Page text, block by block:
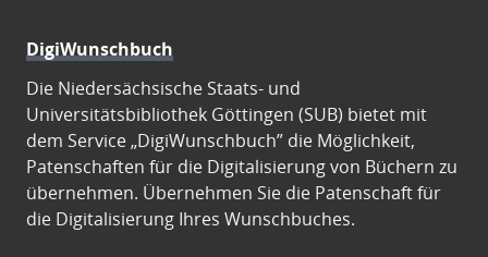
DigiWunschbuch
Die Niedersächsische Staats- und
Universitätsbibliothek Göttingen (SUB) bietet mit
dem Service „DigiWunschbuch” die Möglichkeit,
Patenschaften für die Digitalisierung von Büchern zu
übernehmen. Übernehmen Sie die Patenschaft für
die Digitalisierung Ihres Wunschbuches.